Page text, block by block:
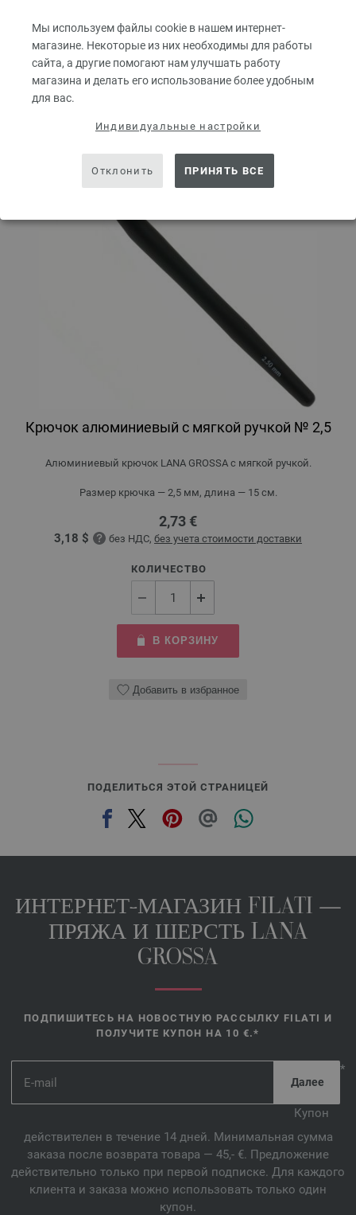
Мы используем файлы cookie в нашем интернет-
магазине. Некоторые из них необходимы для работы
сайта, а другие помогают нам улучшать работу
магазина и делать его использование более удобным
для вас.
Индивидуальные настройки
Отклонить ПРИНЯТЬ ВСЕ
Крючок алюминиевый с мягкой ручкой № 2,5
Алюминиевый крючок LANA GROSSA с мягкой ручкой.
Размер крючка — 2,5 мм, длина — 15 см.
2,73 €
3,18 $ без НДС, без учета стоимости доставки
КОЛИЧЕСТВО
В КОРЗИНУ
Добавить в избранное
ПОДЕЛИТЬСЯ ЭТОЙ СТРАНИЦЕЙ
ИНТЕРНЕТ-МАГАЗИН FILATI —
ПРЯЖА И ШЕРСТЬ LANA
GROSSA
ПОДПИШИТЕСЬ НА НОВОСТНУЮ РАССЫЛКУ FILATI И
ПОЛУЧИТЕ КУПОН НА 10 €.*
*
Купон
действителен в течение 14 дней. Минимальная сумма
заказа после возврата товара — 45,- €. Предложение
действительно только при первой подписке. Для каждого
клиента и заказа можно использовать только один
купон.